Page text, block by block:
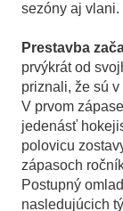
sezóny aj vlani.
Prestavba
prvýkrát od
priznali, že sú
V prvom
jedenásť
polovicu
zápasoch
Postupný
nasledujúcich